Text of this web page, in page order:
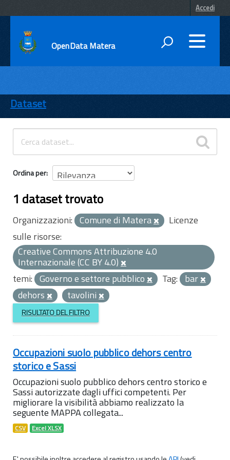
Accedi
OpenData Matera
ENTI
TEMI
INFORMAZIONI
Dataset
Ordina per
1 dataset trovato
Organizzazioni: Comune di Matera
Licenze
sulle risorse:
Creative Commons Attribuzione 4.0
Internazionale (CC BY 4.0)
temi: Governo e settore pubblico Tag: bar
dehors
tavolini
RISULTATO DEL FILTRO
Occupazioni suolo pubblico dehors centro
storico e Sassi
Occupazioni suolo pubblico dehors centro storico e
Sassi autorizzate dagli uffici competenti. Per
migliorare la visibilità abbiamo realizzato la
seguente MAPPA collegata...
CSV Excel XLSX